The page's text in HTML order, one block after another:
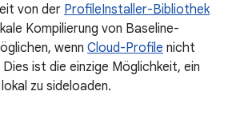
von der ProfileInstaller-Bibliothek
Kompilierung von Baseline-
wenn Cloud-Profile nicht
ist die einzige Möglichkeit, ein
zu sideloaden.